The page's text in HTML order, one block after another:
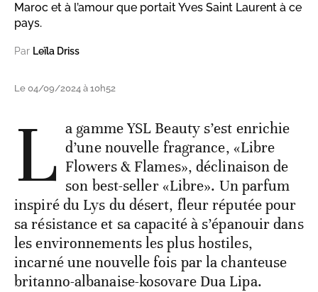
Maroc et à l’amour que portait Yves Saint Laurent à ce
pays.
Par Leïla Driss
Le 04/09/2024 à 10h52
L a gamme YSL Beauty s’est enrichie
d’une nouvelle fragrance, «Libre
Flowers & Flames», déclinaison de
son best-seller «Libre». Un parfum
inspiré du Lys du désert, fleur réputée pour
sa résistance et sa capacité à s’épanouir dans
les environnements les plus hostiles,
incarné une nouvelle fois par la chanteuse
britanno-albanaise-kosovare Dua Lipa.